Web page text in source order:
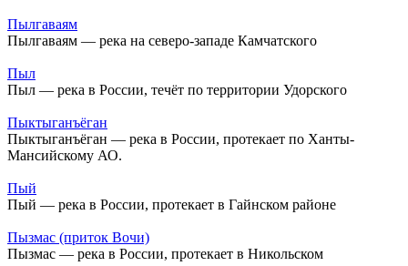
Пылгаваям
Пылгаваям — река на северо-западе Камчатского
Пыл
Пыл — река в России, течёт по территории Удорского
Пыктыганъёган
Пыктыганъёган — река в России, протекает по Ханты-
Мансийскому АО.
Пый
Пый — река в России, протекает в Гайнском районе
Пызмас (приток Вочи)
Пызмас — река в России, протекает в Никольском